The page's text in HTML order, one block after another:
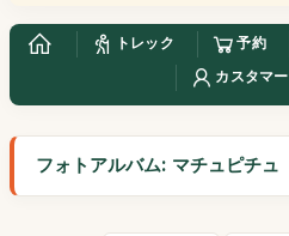
トレック 予約
カスタマ
フォトアルバム: マチュピチュ